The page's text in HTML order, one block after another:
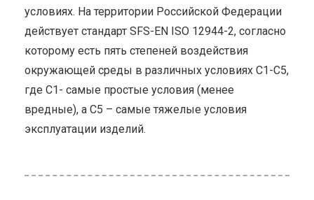
условиях. На территории Российской Федерации
действует стандарт SFS-EN ISO 12944-2, согласно
которому есть пять степеней воздействия
окружающей среды в различных условиях С1-С5,
где С1- самые простые условия (менее
вредные), а С5 – самые тяжелые условия
эксплуатации изделий.